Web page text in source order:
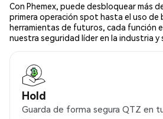
Con Phemex, puede desbloquear más
primera operación spot hasta el uso de
herramientas de futuros, cada función
nuestra seguridad líder en la industria y
Hold
Guarda de forma segura QTZ en